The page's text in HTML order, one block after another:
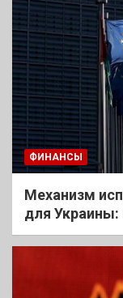
ФИНАНСЫ
Механизм
для Украины: